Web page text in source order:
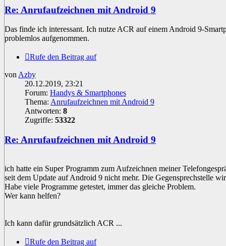
Re: Anrufaufzeichnen mit Android 9
Das finde ich interessant. Ich nutze ACR auf einem Android 9-
problemlos aufgenommen.
Rufe den Beitrag auf
vonAzby
20.12.2019, 23:21
Forum: Handys & Smartphones
Thema: Anrufaufzeichnen mit Android 9
Antworten: 8
Zugriffe: 53322
Re: Anrufaufzeichnen mit Android 9
ich hatte ein Super Programm zum Aufzeichnen meiner
seit dem Update auf Android 9 nicht mehr. Die Gegensprechstelle
Habe viele Programme getestet, immer das gleiche Problem.
Wer kann helfen?
Ich kann dafür grundsätzlich ACR ...
Rufe den Beitrag auf